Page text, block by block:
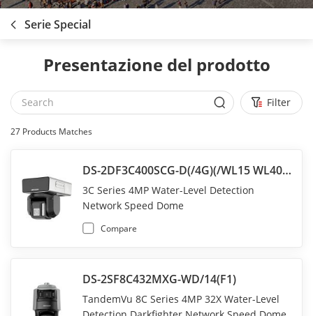
Serie Special
Presentazione del prodotto
Filter
27 Products Matches
DS-2DF3C400SCG-D(/4G)(/WL15 WL40)(F1)
3C Series 4MP Water-Level Detection
Network Speed Dome
Compare
DS-2SF8C432MXG-WD/14(F1)
TandemVu 8C Series 4MP 32X Water-Level